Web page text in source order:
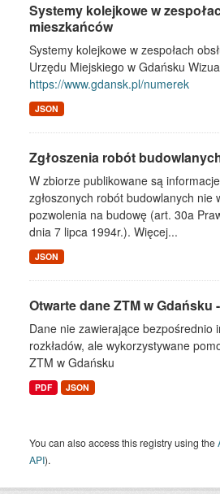
Systemy kolejkowe w
mieszkańców
Systemy kolejkowe w zespołach
Urzędu Miejskiego w Gdańsku
https://www.gdansk.pl/numerek
JSON
Zgłoszenia robót
W zbiorze publikowane są
zgłoszonych robót budowlanych nie
pozwolenia na budowę (art. 30a
dnia 7 lipca 1994r.). Więcej...
JSON
Otwarte dane ZTM w
Dane nie zawierające bezpośrednio
rozkładów, ale wykorzystywane
ZTM w Gdańsku
PDF JSON
You can also access this registry using the
API).